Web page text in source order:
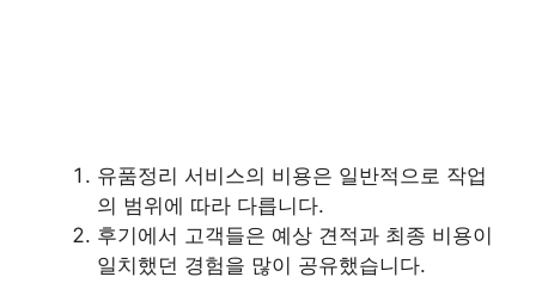
유품정리 서비스의 비용은 일반적으로 작업
의 범위에 따라 다릅니다.
후기에서 고객들은 예상 견적과 최종 비용이
일치했던 경험을 많이 공유했습니다.